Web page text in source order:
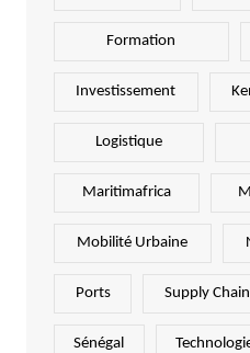
Formation
Investissement
Logistique
Maritimafrica
Mobilité Urbaine
Ports Supply Chain
Sénégal